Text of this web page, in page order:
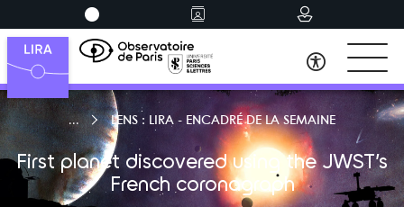
LENS : LIRA - ENCADRÉ DE LA SEMAINE
First planet discovered using the JWST’s
French coronagraph